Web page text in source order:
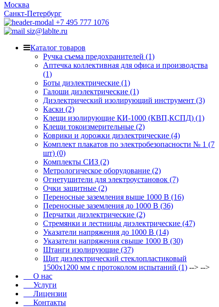
Москва
Санкт-Петербург
+7 495 777 1076
siz@lablte.ru
Каталог товаров
Ручка съема предохранителей (1)
Аптечка коллективная для офиса и производства
(1)
Боты диэлектрические (1)
Галоши диэлектрические (1)
Диэлектрический изолирующий инструмент (3)
Каски (2)
Клещи изолирующие КИ-1000 (КВП,КСПД) (1)
Клещи токоизмерительные (2)
Коврики и дорожки диэлектрические (4)
Комплект плакатов по электробезопасности № 1 (7
шт) (0)
Комплекты СИЗ (2)
Метрологическое оборудование (2)
Огнетушители для электроустановок (7)
Очки защитные (2)
Переносные заземления выше 1000 В (16)
Переносные заземления до 1000 В (36)
Перчатки диэлектрические (2)
Стремянки и лестницы диэлектрические (47)
Указатели напряжения до 1000 В (14)
Указатели напряжения свыше 1000 В (30)
Штанги изолирующие (37)
Щит диэлектрический стеклопластиковый
1500х1200 мм с протоколом испытаний (1) --> -->
О нас
Услуги
Лицензии
Контакты